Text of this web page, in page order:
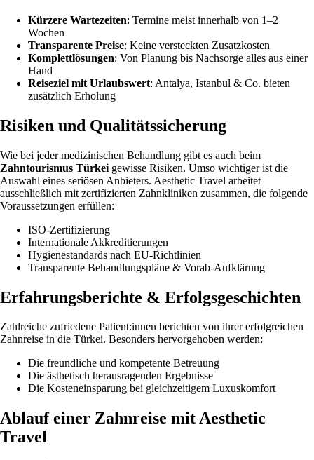
Kürzere Wartezeiten: Termine meist innerhalb von 1–2
Wochen
Transparente Preise: Keine versteckten Zusatzkosten
Komplettlösungen: Von Planung bis Nachsorge alles aus einer
Hand
Reiseziel mit Urlaubswert: Antalya, Istanbul & Co. bieten
zusätzlich Erholung
Risiken und Qualitätssicherung
Wie bei jeder medizinischen Behandlung gibt es auch beim
Zahntourismus Türkei gewisse Risiken. Umso wichtiger ist die
Auswahl eines seriösen Anbieters. Aesthetic Travel arbeitet
ausschließlich mit zertifizierten Zahnkliniken zusammen, die folgende
Voraussetzungen erfüllen:
ISO-Zertifizierung
Internationale Akkreditierungen
Hygienestandards nach EU-Richtlinien
Transparente Behandlungspläne & Vorab-Aufklärung
Erfahrungsberichte & Erfolgsgeschichten
Zahlreiche zufriedene Patient:innen berichten von ihrer erfolgreichen
Zahnreise in die Türkei. Besonders hervorgehoben werden:
Die freundliche und kompetente Betreuung
Die ästhetisch herausragenden Ergebnisse
Die Kosteneinsparung bei gleichzeitigem Luxuskomfort
Ablauf einer Zahnreise mit Aesthetic
Travel